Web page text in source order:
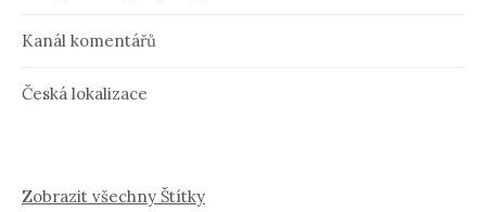
Kanál komentářů
Česká lokalizace
Zobrazit všechny Štítky